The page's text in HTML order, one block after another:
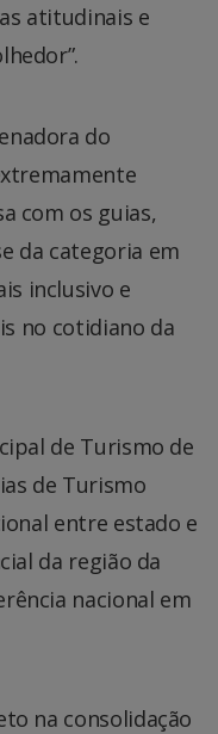
atitudinais e
do
com os guias,
da categoria em
inclusivo e
no cotidiano da
de Turismo de
de Turismo
entre estado e
da região da
nacional em
na consolidação